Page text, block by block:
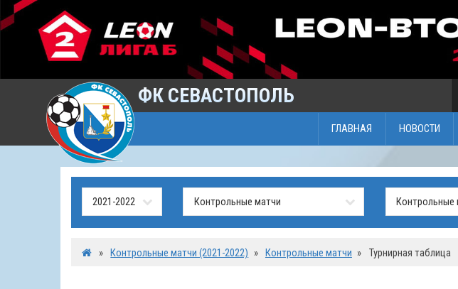
ФК СЕВАСТОПОЛЬ
ГЛАВНАЯ НОВОСТИ
» Контрольные матчи (2021-2022) » Контрольные матчи » Турнирная таблица